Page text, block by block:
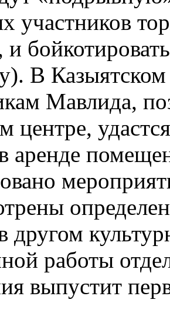
участников
В Казыятском
Мавлида,
центре,
аренде
другом
работы
выпустит